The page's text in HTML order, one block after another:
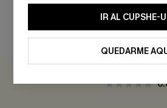
RESEÑAS DE
IR AL CUPSHE-
QUEDARME